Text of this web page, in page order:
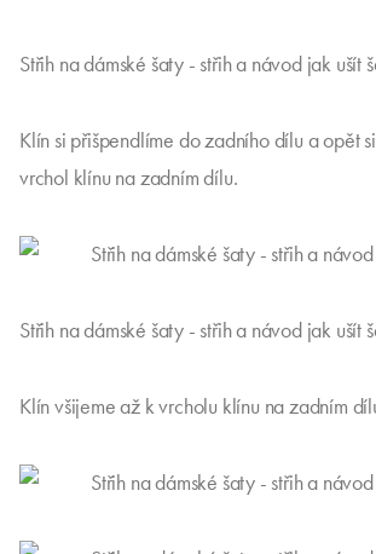
Střih na dámské šaty - střih a návod jak ušít
Klín si přišpendlíme do zadního dílu a opět
vrchol klínu na zadním dílu.
Střih na dámské šaty - střih a návod jak ušít
Klín všijeme až k vrcholu klínu na zadním